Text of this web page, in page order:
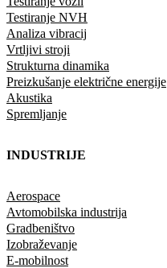
Testiranje NVH
Analiza vibracij
Vrtljivi stroji
Strukturna dinamika
Preizkušanje električne energije
Akustika
Spremljanje
INDUSTRIJE
Aerospace
Avtomobilska industrija
Gradbeništvo
Izobraževanje
E-mobilnost